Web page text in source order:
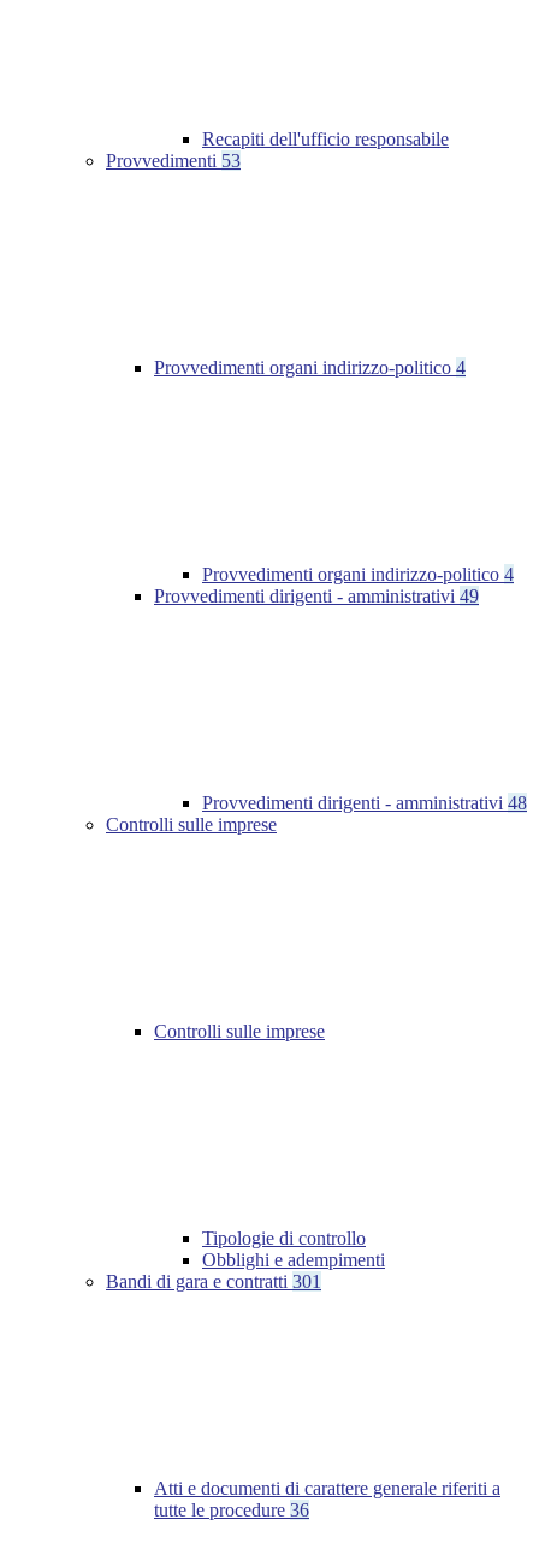
Recapiti dell'ufficio responsabile
Provvedimenti 53
Provvedimenti organi indirizzo-politico 4
Provvedimenti organi indirizzo-politico 4
Provvedimenti dirigenti - amministrativi 49
Provvedimenti dirigenti - amministrativi 48
Controlli sulle imprese
Controlli sulle imprese
Tipologie di controllo
Obblighi e adempimenti
Bandi di gara e contratti 301
Atti e documenti di carattere generale riferiti a
tutte le procedure 36